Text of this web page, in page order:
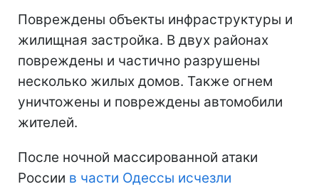
Повреждены объекты инфраструктуры и
жилищная застройка. В двух районах
повреждены и частично разрушены
несколько жилых домов. Также огнем
уничтожены и повреждены автомобили
жителей.
После ночной массированной атаки
России в части Одессы исчезли